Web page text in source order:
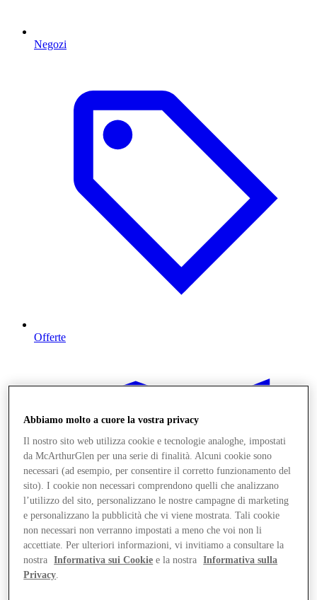
Negozi
Offerte
Abbiamo molto a cuore la vostra privacy
Il nostro sito web utilizza cookie e tecnologie analoghe, impostati
da McArthurGlen per una serie di finalità. Alcuni cookie sono
necessari (ad esempio, per consentire il corretto funzionamento del
sito). I cookie non necessari comprendono quelli che analizzano
l’utilizzo del sito, personalizzano le nostre campagne di marketing
e personalizzano la pubblicità che vi viene mostrata. Tali cookie
non necessari non verranno impostati a meno che voi non li
accettiate. Per ulteriori informazioni, vi invitiamo a consultare la
nostra
Informativa sui Cookie e la nostra
Informativa sulla
Privacy.